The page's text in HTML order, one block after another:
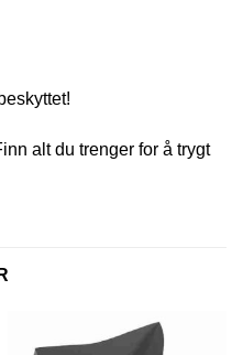
alt du trenger for å trygt